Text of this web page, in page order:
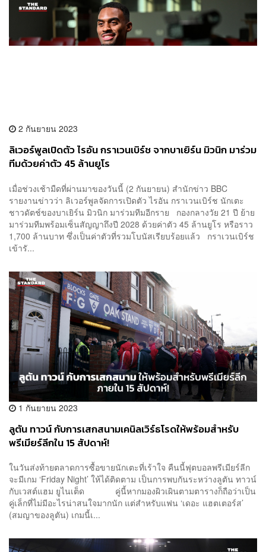
2 กันยายน 2023
ลิเวอร์พูลเปิดตัว ไรอัน กราเวนเบิร์ช จากบาเยิร์น มิวนิก มาร่วม
ทีมด้วยค่าตัว 45 ล้านยูโร
เมื่อช่วงเช้ามืดที่ผ่านมาของวันนี้ (2 กันยายน) สำนักข่าว BBC
รายงานข่าวว่า ลิเวอร์พูลจัดการเปิดตัว ไรอัน กราเวนเบิร์ช นักเตะ
ชาวดัตช์ของบาเยิร์น มิวนิก มาร่วมทีมอีกราย กองกลางวัย 21 ปี ย้าย
มาร่วมทีมพร้อมเซ็นสัญญาถึงปี 2028 ด้วยค่าตัว 45 ล้านยูโร หรือราว
1,700 ล้านบาท ซึ่งเป็นค่าตัวที่รวมโบนัสเรียบร้อยแล้ว กราเวนเบิร์ช
เข้ารั...
1 กันยายน 2023
ลูตัน ทาวน์ กับการเสกสนามเคนิลเวิร์ธโรดให้พร้อมสำหรับ
พรีเมียร์ลีกใน 15 สัปดาห์!
ในวันส่งท้ายตลาดการซื้อขายนักเตะที่เร้าใจ คืนนี้ฟุตบอลพรีเมียร์ลีก
จะมีเกม ‘Friday Night’ ให้ได้ติดตาม เป็นการพบกันระหว่างลูตัน ทาวน์
กับเวสต์แฮม ยูไนเต็ด คู่นี้หากมองผิวเผินตามตารางก็ถือว่าเป็น
คู่เล็กที่ไม่มีอะไรน่าสนใจมากนัก แต่สำหรับแฟน ‘เดอะ แฮตเตอร์ส’
(สมญาของลูตัน) เกมนี้เ...